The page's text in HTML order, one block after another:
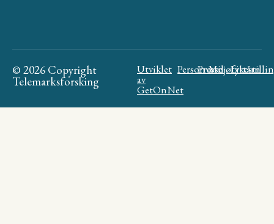
© 2026 Copyright
Telemarksforsking
Utviklet
av
GetOnNet
Personvern
Presse
Miljøfyrtårn